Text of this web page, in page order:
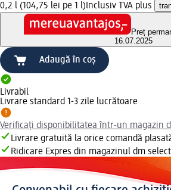
0,2 l (104,75 lei pe 1 l) Inclusiv TVA plus
Preț
16.07.2025
Adaugă în coș
Livrabil
Livrare standard 1-3 zile lucrătoare
Verificați disponibilitatea într-un magazin
Livrare gratuită la orice comandă
Ridicare Expres din magazinul dm